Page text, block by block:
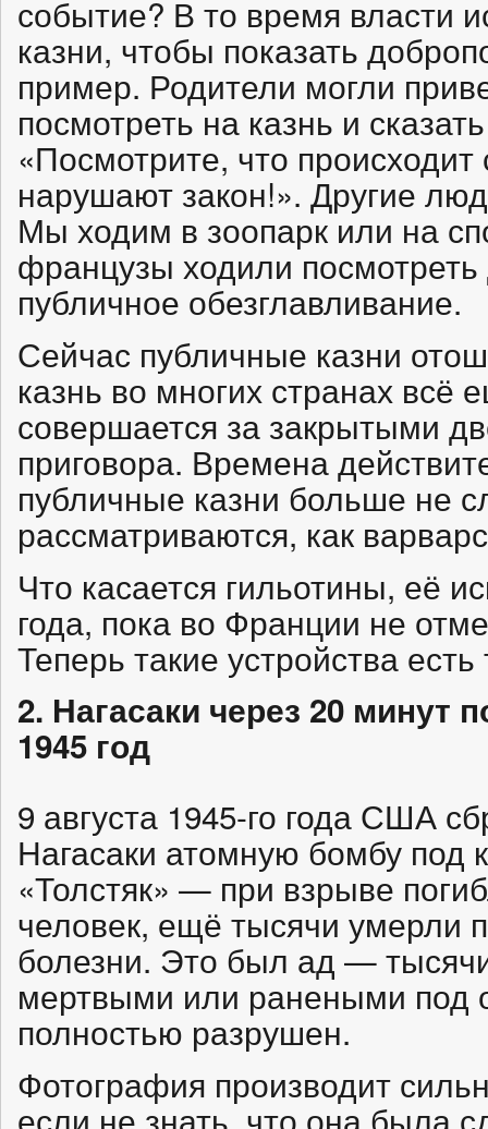
событие? В то время власти
казни, чтобы показать
пример. Родители могли
посмотреть на казнь и
«Посмотрите, что
нарушают закон!». Другие
Мы ходим в зоопарк или на
французы ходили
публичное обезглавливание.
Сейчас публичные казни
казнь во многих странах всё
совершается за закрытыми
приговора. Времена
публичные казни больше не
рассматриваются, как
Что касается гильотины, её
года, пока во Франции не
Теперь такие устройства
2. Нагасаки через 20 минут
1945 год
9 августа 1945-го года США
Нагасаки атомную бомбу под
«Толстяк» — при взрыве
человек, ещё тысячи умерли
болезни. Это был ад —
мертвыми или ранеными под
полностью разрушен.
Фотография производит
если не знать, что она была